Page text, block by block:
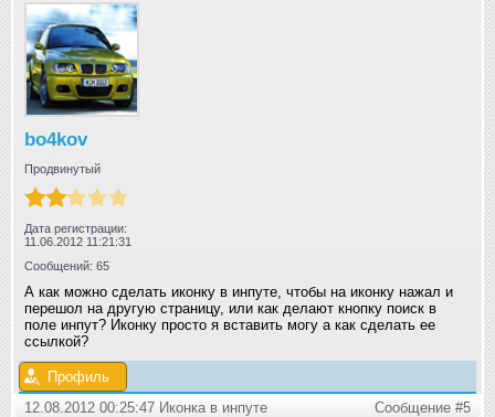
bo4kov
Продвинутый
Дата регистрации:
11.06.2012 11:21:31
Сообщений: 65
А как можно сделать иконку в инпуте, чтобы на иконку нажал и
перешол на другую страницу, или как делают кнопку поиск в
поле инпут? Иконку просто я вставить могу а как сделать ее
ссылкой?
Профиль
12.08.2012 00:25:47 Иконка в инпуте
Сообщение #5